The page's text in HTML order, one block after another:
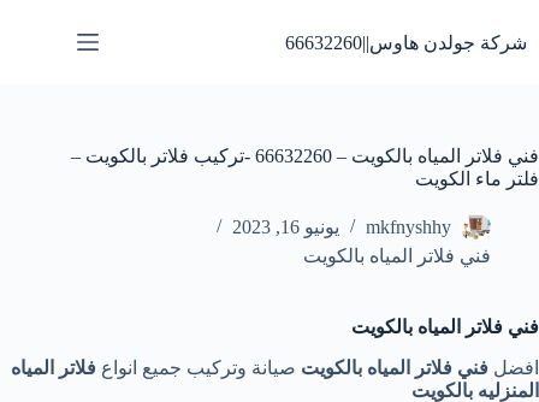
إلى
المحتوى
شركة جولدن هاوس||66632260
فني فلاتر المياه بالكويت – 66632260 -تركيب فلاتر بالكويت –
فلتر ماء الكويت
mkfnyshhy
يونيو 16, 2023
فني فلاتر المياه بالكويت
فني فلاتر المياه بالكويت
افضل فني فلاتر المياه بالكويت صيانة وتركيب جميع انواع فلاتر المياه
المنزليه بالكويت